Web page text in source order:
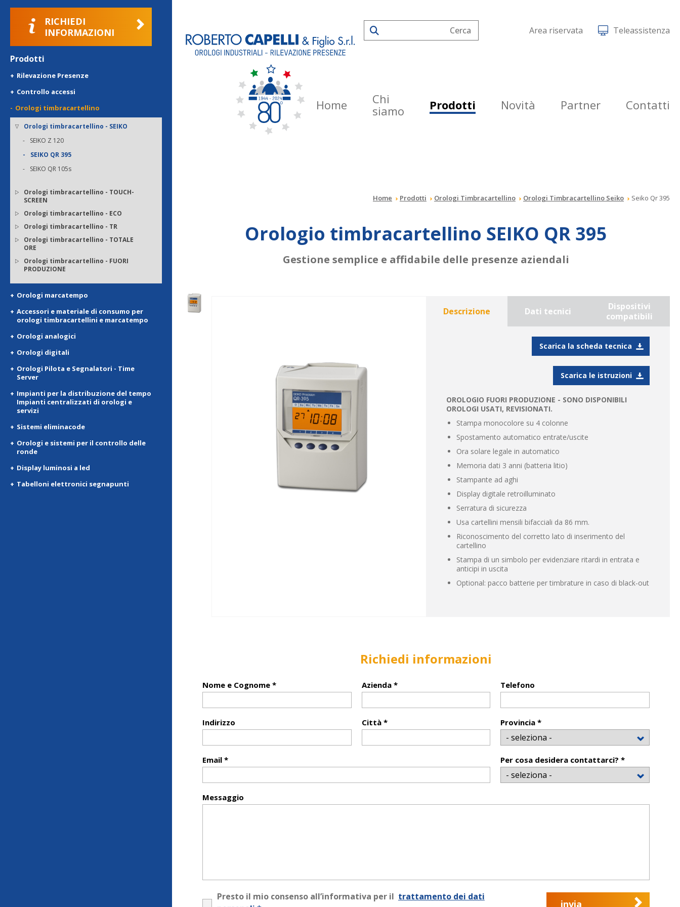
RICHIEDI
INFORMAZIONI
Prodotti
Rilevazione Presenze
Controllo accessi
Orologi timbracartellino
Orologi timbracartellino - SEIKO
SEIKO Z 120
SEIKO QR 395
SEIKO QR 105s
Orologi timbracartellino - TOUCH-
SCREEN
Orologi timbracartellino - ECO
Orologi timbracartellino - TR
Orologi timbracartellino - TOTALE
ORE
Orologi timbracartellino - FUORI
PRODUZIONE
Orologi marcatempo
Accessori e materiale di consumo per
orologi timbracartellini e marcatempo
Orologi analogici
Orologi digitali
Orologi Pilota e Segnalatori - Time
Server
Impianti per la distribuzione del tempo
Impianti centralizzati di orologi e
servizi
Sistemi eliminacode
Orologi e sistemi per il controllo delle
ronde
Display luminosi a led
Tabelloni elettronici segnapunti
Area riservata Teleassistenza
Home
Chi
siamo
Prodotti Novità Partner Contatti
Home Prodotti Orologi Timbracartellino Orologi Timbracartellino Seiko Seiko Qr 395
Orologio timbracartellino SEIKO QR 395
Gestione semplice e affidabile delle presenze aziendali
Descrizione Dati tecnici
Dispositivi
compatibili
Scarica la scheda tecnica
Scarica le istruzioni
OROLOGIO FUORI PRODUZIONE - SONO DISPONIBILI
OROLOGI USATI, REVISIONATI.
Stampa monocolore su 4 colonne
Spostamento automatico entrate/uscite
Ora solare legale in automatico
Memoria dati 3 anni (batteria litio)
Stampante ad aghi
Display digitale retroilluminato
Serratura di sicurezza
Usa cartellini mensili bifacciali da 86 mm.
Riconoscimento del corretto lato di inserimento del
cartellino
Stampa di un simbolo per evidenziare ritardi in entrata e
anticipi in uscita
Optional: pacco batterie per timbrature in caso di black-out
Richiedi informazioni
Nome e Cognome * Azienda * Telefono
Indirizzo Città * Provincia *
Email * Per cosa desidera contattarci? *
Messaggio
Presto il mio consenso all’informativa per il trattamento dei dati
invia